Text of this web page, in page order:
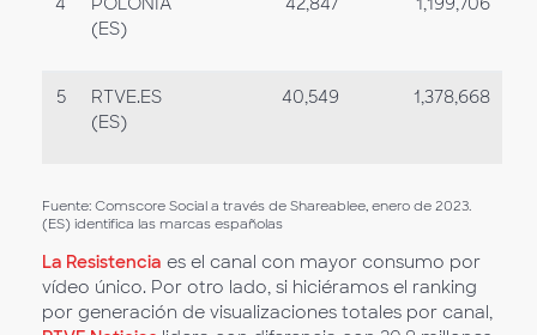
(ES)
5
RTVE.ES
(ES)
40,549 1,378,668
Fuente: Comscore Social a través de Shareablee, enero de 2023.
(ES) identifica las marcas españolas
La Resistencia es el canal con mayor consumo por
vídeo único. Por otro lado, si hiciéramos el ranking
por generación de visualizaciones totales por canal,